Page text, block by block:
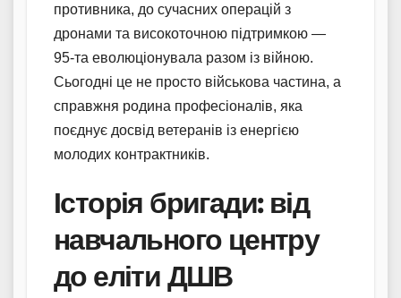
противника, до сучасних операцій з
дронами та високоточною підтримкою —
95-та еволюціонувала разом із війною.
Сьогодні це не просто військова частина, а
справжня родина професіоналів, яка
поєднує досвід ветеранів із енергією
молодих контрактників.
Історія бригади: від
навчального центру
до еліти ДШВ